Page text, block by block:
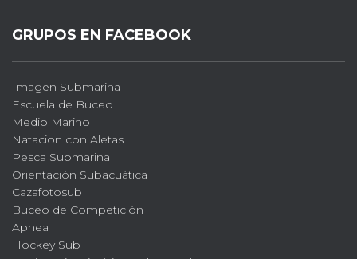
GRUPOS EN FACEBOOK
Imagen Submarina
Escuela de Buceo
Medio Marino
Natacion con Aletas
Pesca Submarina
Orientación Subacuática
Cazafotosub
Buceo de Competición
Apnea
Hockey Sub